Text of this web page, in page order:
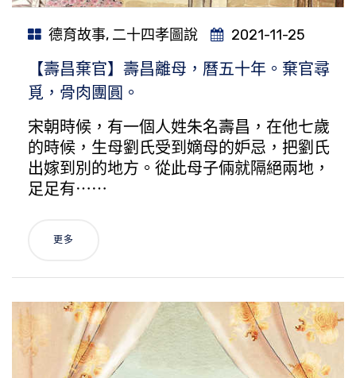
德育故事, 二十四孝圖說 2021-11-25
【壽昌棄官】壽昌離母，曆五十年。棄官尋
覓，骨肉團圓。
宋朝時候，有一個人姓朱名壽昌，在他七歲
的時候，生母劉氏受到嫡母的妒忌，把劉氏
出嫁到別的地方。從此母子倆就隔絕兩地，
足足有⋯⋯
更多